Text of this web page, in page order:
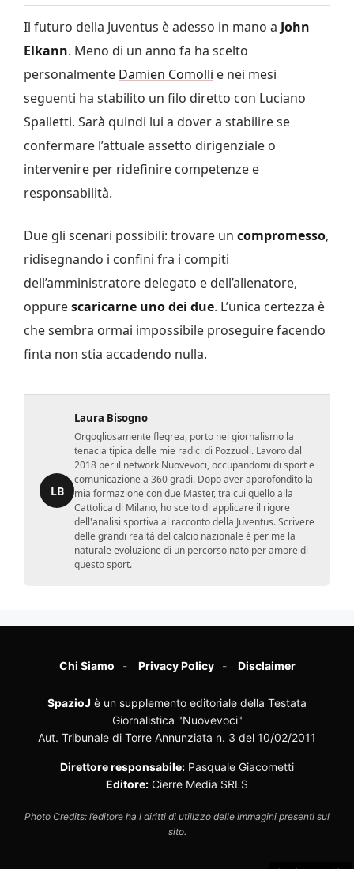
Il futuro della Juventus è adesso in mano a John
Elkann. Meno di un anno fa ha scelto
personalmente Damien Comolli e nei mesi
seguenti ha stabilito un filo diretto con Luciano
Spalletti. Sarà quindi lui a dover a stabilire se
confermare l’attuale assetto dirigenziale o
intervenire per ridefinire competenze e
responsabilità.
Due gli scenari possibili: trovare un compromesso,
ridisegnando i confini fra i compiti
dell’amministratore delegato e dell’allenatore,
oppurescaricarne uno dei due. L’unica certezza è
che sembra ormai impossibile proseguire facendo
finta non stia accadendo nulla.
LB
Laura Bisogno
Orgogliosamente flegrea, porto nel giornalismo la
tenacia tipica delle mie radici di Pozzuoli. Lavoro dal
2018 per il network Nuovevoci, occupandomi di sport e
comunicazione a 360 gradi. Dopo aver approfondito la
mia formazione con due Master, tra cui quello alla
Cattolica di Milano, ho scelto di applicare il rigore
dell'analisi sportiva al racconto della Juventus. Scrivere
delle grandi realtà del calcio nazionale è per me la
naturale evoluzione di un percorso nato per amore di
questo sport.
Chi Siamo Privacy Policy Disclaimer
SpazioJ è un supplemento editoriale della Testata
Giornalistica "Nuovevoci"
Aut. Tribunale di Torre Annunziata n. 3 del 10/02/2011
Direttore responsabile: Pasquale Giacometti
Editore: Cierre Media SRLS
Photo Credits: l’editore ha i diritti di utilizzo delle immagini presenti sul
sito.